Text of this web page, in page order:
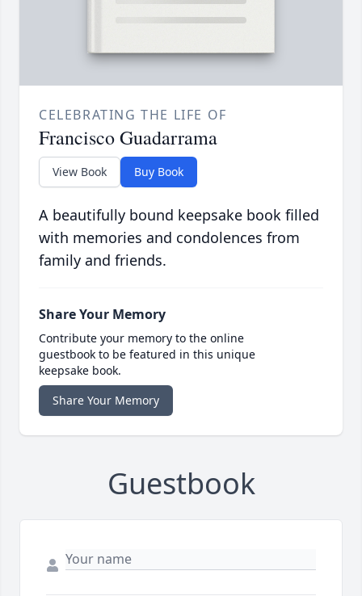
CELEBRATING THE LIFE OF
Francisco Guadarrama
View Book Buy Book
A beautifully bound keepsake book filled
with memories and condolences from
family and friends.
Share Your Memory
Contribute your memory to the online
guestbook to be featured in this unique
keepsake book.
Share Your Memory
Guestbook